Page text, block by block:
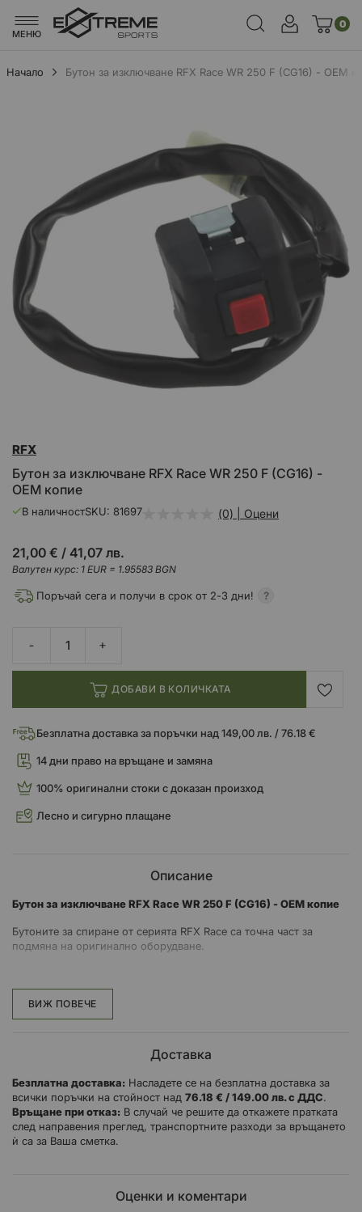
МЕНЮ
0
Начало
Бутон за изключване RFX Race WR 250 F (CG16) - OEM
изображенията
към
на
галерия
със
Бутон за изключване RFX Race WR 250 F (CG16) -
OEM копие
RFX
В наличностSKU 81697 (0) | Оцени
21,00 € / 41,07 лв.
Валутен курс: 1 EUR = 1.95583 BGN
Поръчай сега и получи в срок от 2-3 дни!
ДОБАВИ В КОЛИЧКАТА
Безплатна доставка за поръчки над 149,00 лв. / 76.18 €
14 дни право на връщане и замяна
100% оригинални стоки с доказан произход
Лесно и сигурно плащане
Описание
Бутон за изключване RFX Race WR 250 F (CG16) - OEM копие
Бутоните за спиране от серията RFX Race са точна част за
подмяна на оригинално оборудване.
елементи, конектори и точни дължини на кабелите като
оригиналната част.
Характеристики:
Оригинална замяна
Приема всички оригинални съединители
Инструкции за монтаж:
ВИЖ ПОВЕЧЕ
Доставка
Безплатна доставка: Насладете се на безплатна доставка за
всички поръчки на стойност над 76.18 € / 149.00 лв. с ДДС.
Връщане при отказ: В случай че решите да откажете пратката
след направения преглед, транспортните разходи за връщането
ѝ са за Ваша сметка.
Оценки и коментари